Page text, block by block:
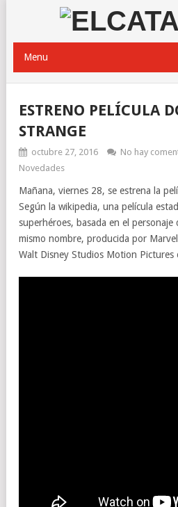
Menu
ESTRENO PELÍCULA
STRANGE
octubre 27, 2016 No hay
Novedades
Mañana, viernes 28, se estrena la
Según la wikipedia, una película
superhéroes, basada en el personaje
mismo nombre, producida por
Walt Disney Studios Motion Pictures